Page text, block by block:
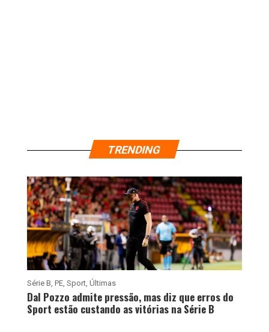
TRENDING
Série B, PE, Sport, Últimas
Dal Pozzo admite pressão, mas diz que erros do
Sport estão custando as vitórias na Série B